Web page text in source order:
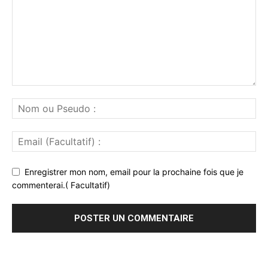
Enregistrer mon nom, email pour la prochaine fois que je
commenterai.( Facultatif)